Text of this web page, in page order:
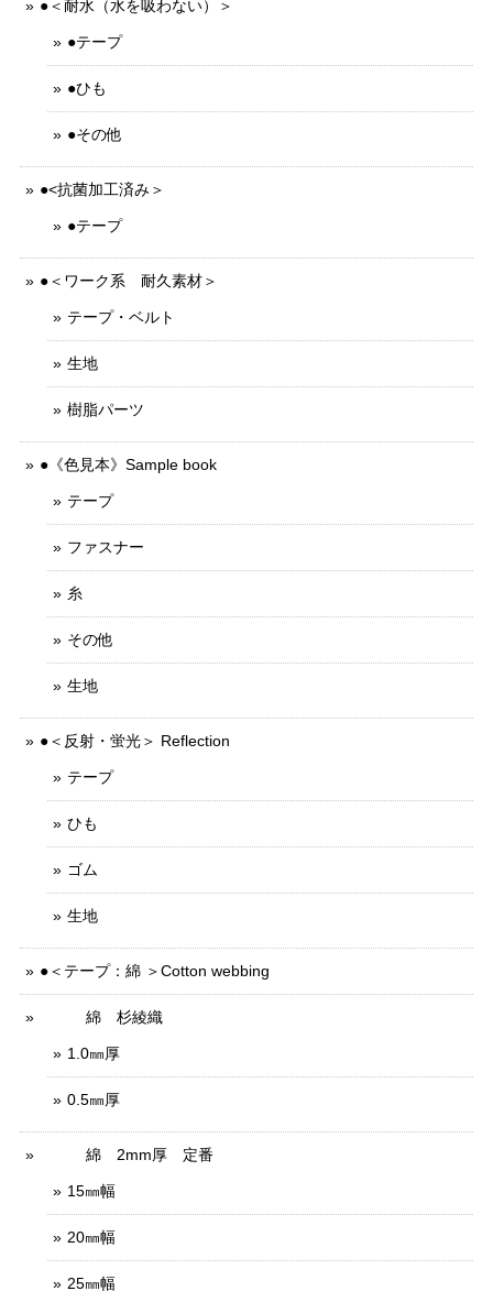
●＜耐水（水を吸わない）＞
●テープ
●ひも
●その他
●<抗菌加工済み＞
●テープ
●＜ワーク系 耐久素材＞
テープ・ベルト
生地
樹脂パーツ
●《色見本》Sample book
テープ
ファスナー
糸
その他
生地
●＜反射・蛍光＞ Reflection
テープ
ひも
ゴム
生地
●＜テープ：綿 ＞Cotton webbing
綿 杉綾織
1.0㎜厚
0.5㎜厚
綿 2mm厚 定番
15㎜幅
20㎜幅
25㎜幅